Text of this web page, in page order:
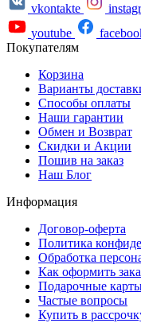
vkontakte
youtube
Покупателям
Корзина
Варианты
Способы оплаты
Наши гарантии
Обмен и Возврат
Скидки и Акции
Пошив на заказ
Наш Блог
Информация
Договор-оферта
Политика
Обработка
Как оформить
Подарочные
Частые вопросы
Купить в